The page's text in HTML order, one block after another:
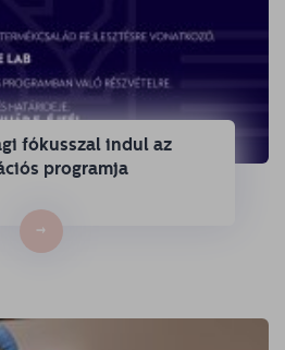
fókusszal indul az
programja
→